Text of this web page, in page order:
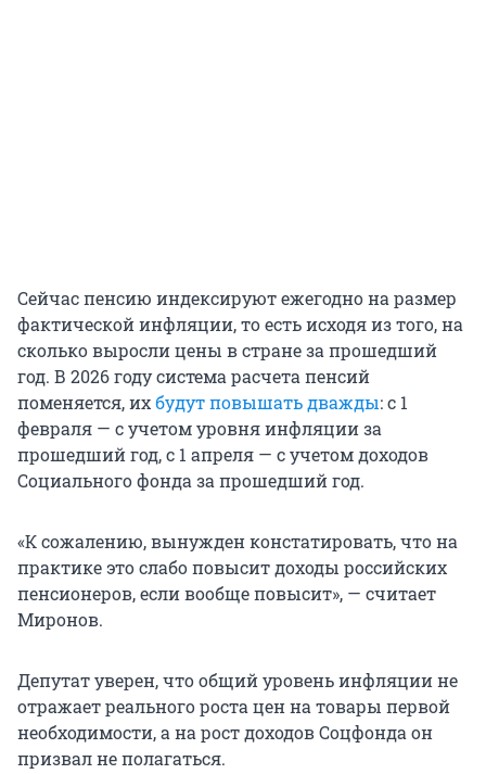
Сейчас пенсию индексируют ежегодно на размер
фактической инфляции, то есть исходя из того, на
сколько выросли цены в стране за прошедший
год. В 2026 году система расчета пенсий
поменяется, ихбудут повышать дважды: с 1
февраля — с учетом уровня инфляции за
прошедший год, с 1 апреля — с учетом доходов
Социального фонда за прошедший год.
«К сожалению, вынужден констатировать, что на
практике это слабо повысит доходы российских
пенсионеров, если вообще повысит», — считает
Миронов.
Депутат уверен, что общий уровень инфляции не
отражает реального роста цен на товары первой
необходимости, а на рост доходов Соцфонда он
призвал не полагаться.